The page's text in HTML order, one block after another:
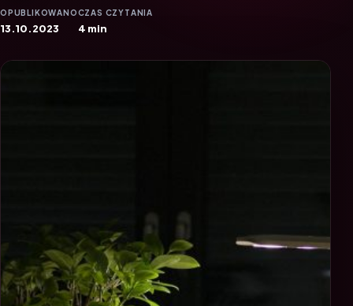
OPUBLIKOWANO
13.10.2023
CZAS CZYTANIA
4 min